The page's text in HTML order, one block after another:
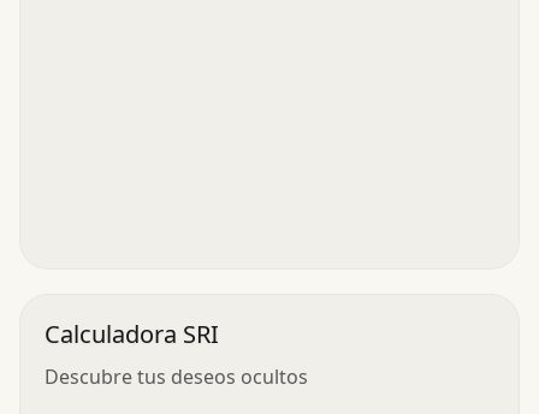
Calculadora SRI
Descubre tus deseos ocultos